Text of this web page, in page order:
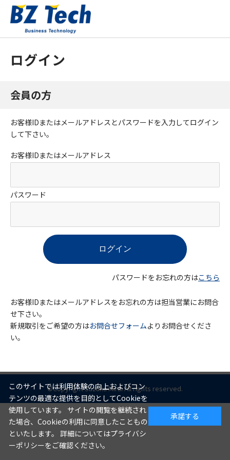
ログイン
会員の方
お客様IDまたはメールアドレスとパスワードを入力してログイン
して下さい。
お客様IDまたはメールアドレス
パスワード
パスワードをお忘れの方はこちら
お客様IDまたはメールアドレスをお忘れの方は担当営業にお問合
せ下さい。
新規取引をご希望の方はお問合せフォームよりお問合せくださ
い。
©Copyright Suzuka Mirai All rights reserved.
このサイトでは利用体験の向上およびコン
テンツの最適な提供を目的としてCookieを
使用しています。 サイトの閲覧を継続され
た場合、Cookieの利用に同意したこともの
といたします。 詳細についてはプライバシ
ーポリシーをご確認ください。
承諾する